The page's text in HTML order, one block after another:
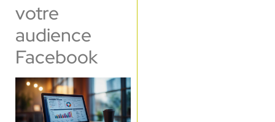
votre
audience
Facebook